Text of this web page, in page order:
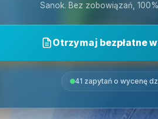
Sanok. Bez zobowiązań,
Otrzymaj bezpłatne
41 zapytań o wycenę